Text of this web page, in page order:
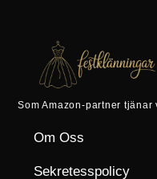
Som Amazon-partner
Om Oss
Sekretesspolicy